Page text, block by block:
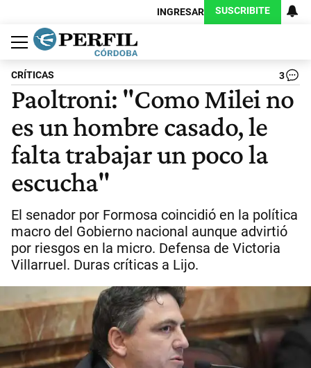
INGRESAR SUSCRIBITE
Política
Economía
Judiciales
Sociedad
Cultura
Espectáculos
Deportes
Protagonistas
CRÍTICAS 3
Paoltroni: "Como Milei no
es un hombre casado, le
falta trabajar un poco la
escucha"
El senador por Formosa coincidió en la política
macro del Gobierno nacional aunque advirtió
por riesgos en la micro. Defensa de Victoria
Villarruel. Duras críticas a Lijo.